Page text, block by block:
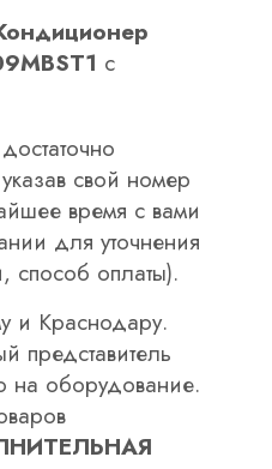
с
свой номер
время с вами
для уточнения
способ оплаты).
и Краснодару.
представитель
на оборудование.